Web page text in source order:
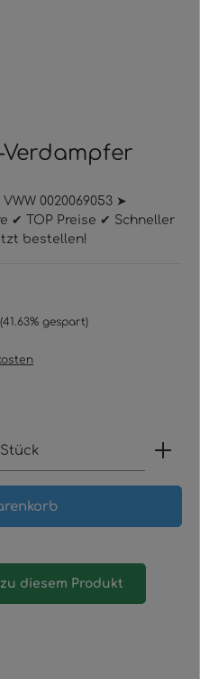
Verdampfer
0020069053 ➤
✔ TOP Preise ✔ Schneller
bestellen!
Preis:
(41.63% gespart)
gewünschten Wert
Stück
diesem Produkt